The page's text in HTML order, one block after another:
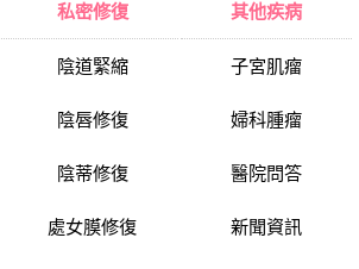
私密修復
陰道緊縮
陰唇修復
陰蒂修復
處女膜修復
其他疾病
子宮肌瘤
婦科腫瘤
醫院問答
新聞資訊